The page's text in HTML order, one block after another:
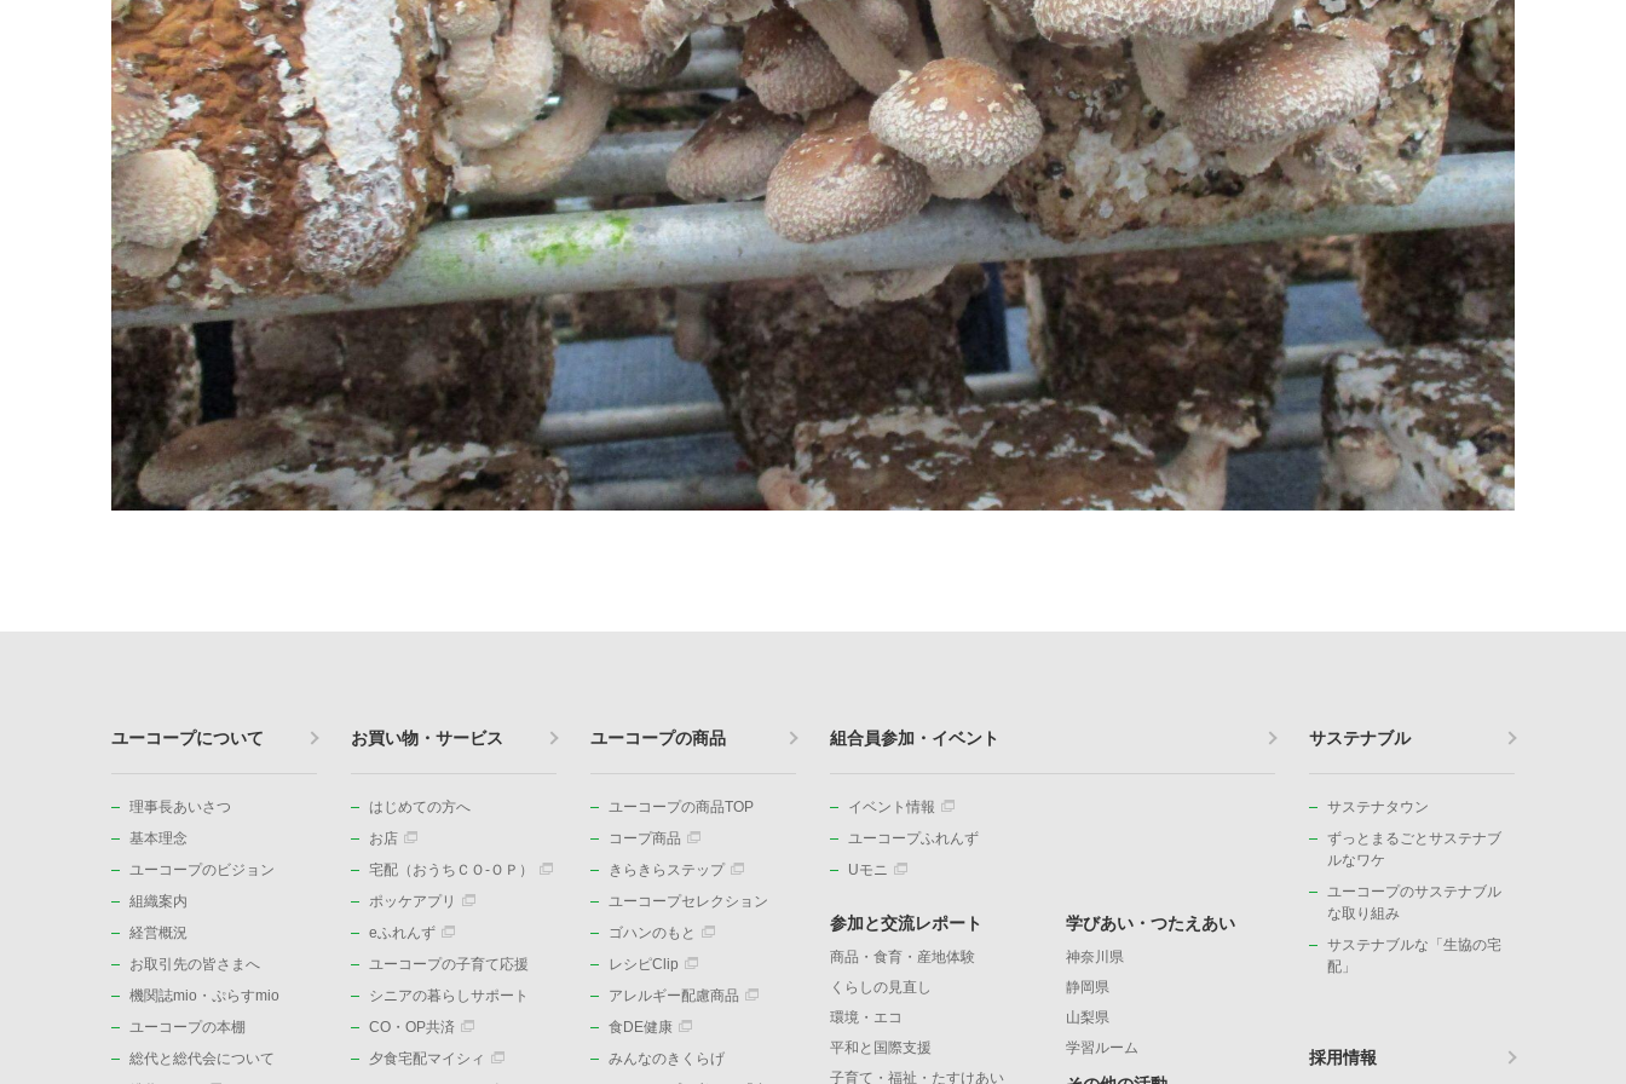
ユーコープについて
理事長あいさつ
基本理念
ユーコープのビジョン
組織案内
経営概況
お取引先の皆さまへ
機関誌mio・ぷらすmio
ユーコープの本棚
総代と総代会について
お買い物・サービス
はじめての方へ
お店
宅配（おうちＣＯ-ＯＰ）
ポッケアプリ
eふれんず
ユーコープの子育て応援
シニアの暮らしサポート
CO・OP共済
夕食宅配マイシィ
ユーコープの商品
ユーコープの商品TOP
コープ商品
きらきらステップ
ユーコープセレクション
ゴハンのもと
レシピClip
アレルギー配慮商品
食DE健康
みんなのきくらげ
組合員参加・イベント
イベント情報
ユーコープふれんず
Uモニ
参加と交流レポート
商品・食育・産地体験
くらしの見直し
環境・エコ
平和と国際支援
子育て・福祉・たすけあい
学びあい・つたえあい
神奈川県
静岡県
山梨県
学習ルーム
サステナブル
サステナタウン
ずっとまるごとサステナブ
ルなワケ
ユーコープのサステナブル
な取り組み
サステナブルな「生協の宅
配」
採用情報